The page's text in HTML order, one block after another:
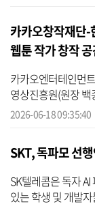
카카오창작재단
웹툰 작가 창작
손’
카카오엔터테인먼
영상진흥원(원장
흥원 클러스터(웹툰
2026-06-18 09:35:40
SKT, 독파모 선
SK텔레콤은 독자
있는 학생 및 개발